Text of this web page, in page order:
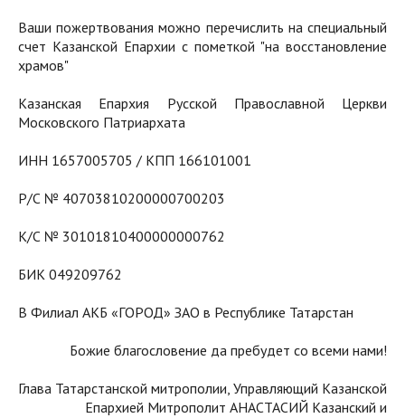
Ваши пожертвования можно перечислить на специальный
счет Казанской Епархии с пометкой "на восстановление
храмов"
Казанская Епархия Русской Православной Церкви
Московского Патриархата
ИНН 1657005705 / КПП 166101001
Р/С № 40703810200000700203
К/С № 30101810400000000762
БИК 049209762
В Филиал АКБ «ГОРОД» ЗАО в Республике Татарстан
Божие благословение да пребудет со всеми нами!
Глава Татарстанской митрополии, Управляющий Казанской
Епархией Митрополит АНАСТАСИЙ Казанский и